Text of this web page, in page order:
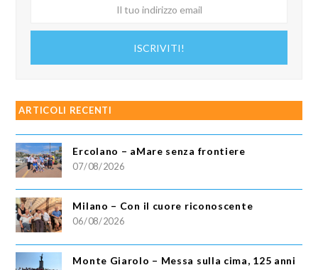
ISCRIVITI!
ARTICOLI RECENTI
Ercolano – aMare senza frontiere
07/08/2026
Milano – Con il cuore riconoscente
06/08/2026
Monte Giarolo – Messa sulla cima, 125 anni